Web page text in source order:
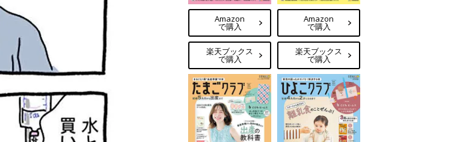
Amazon
で購入
楽天ブックス
で購入
Amazon
で購入
楽天ブックス
で購入